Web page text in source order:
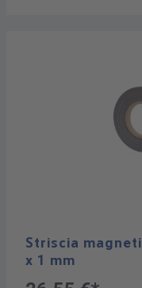
Striscia
x 1 mm